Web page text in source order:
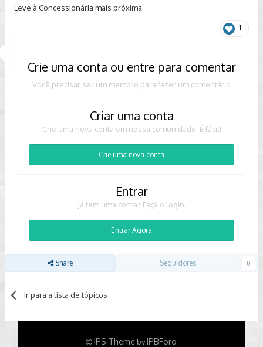
Leve à Concessionária mais próxima.
1
Crie uma conta ou entre para comentar
Você precisar ser um membro para fazer um comentário
Criar uma conta
Crie uma nova conta em nossa comunidade. É fácil!
Crie uma nova conta
Entrar
Já tem uma conta? Faça o login.
Entrar Agora
Share Seguidores 0
Ir para a lista de tópicos
IPS Theme byIPBForo